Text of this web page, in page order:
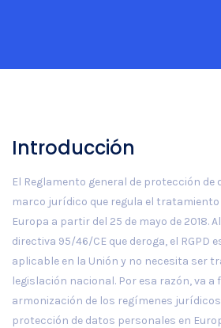
Introducción
El Reglamento general de protección de
marco jurídico que regula el
Europa a partir del 25 de mayo de 2018.
directiva 95/46/CE que deroga, el RGPD
aplicable en la Unión y no necesita ser
legislación nacional. Por esa razón, va a
armonización de los regímenes
protección de datos personales en